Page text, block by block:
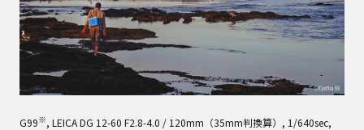
G99※, LEICA DG 12-60 F2.8-4.0 / 120mm（35mm判換算）, 1/640sec,